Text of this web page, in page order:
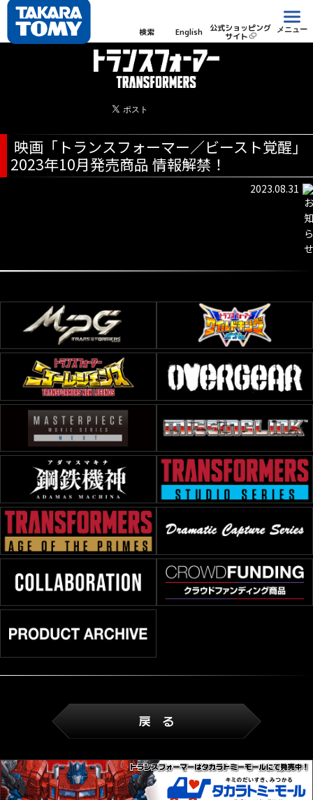
検索 English 公式ショッピング
サイト
メニュー
映画「トランスフォーマー／ビースト覚醒」
2023年10月発売商品 情報解禁！
2023.08.31